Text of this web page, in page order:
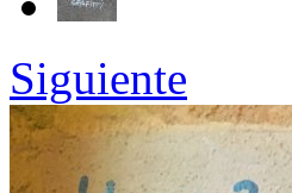
Siguiente